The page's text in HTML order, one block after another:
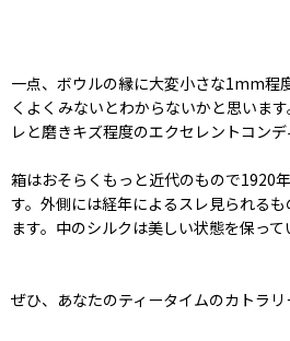
一点、ボウルの縁に大変小さな1mm程
くよくみないとわからないかと思いま
レと磨きキズ程度のエクセレントコンデ
箱はおそらくもっと近代のもので1920
す。外側には経年によるスレ見られる
ます。中のシルクは美しい状態を保って
ぜひ、あなたのティータイムのカトラリ